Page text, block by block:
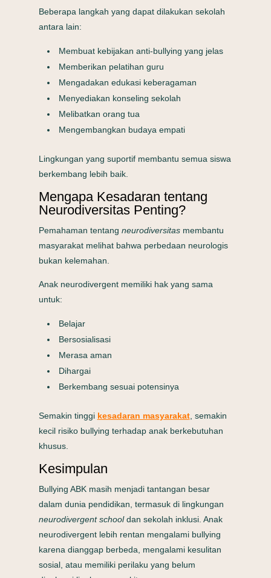
Beberapa langkah yang dapat dilakukan sekolah
antara lain:
Membuat kebijakan anti-bullying yang jelas
Memberikan pelatihan guru
Mengadakan edukasi keberagaman
Menyediakan konseling sekolah
Melibatkan orang tua
Mengembangkan budaya empati
Lingkungan yang suportif membantu semua siswa
berkembang lebih baik.
Mengapa Kesadaran tentang
Neurodiversitas Penting?
Pemahaman tentang neurodiversitasmembantu
masyarakat melihat bahwa perbedaan neurologis
bukan kelemahan.
Anak neurodivergent memiliki hak yang sama
untuk:
Belajar
Bersosialisasi
Merasa aman
Dihargai
Berkembang sesuai potensinya
Semakin tinggi kesadaran masyarakat, semakin
kecil risiko bullying terhadap anak berkebutuhan
khusus.
Kesimpulan
Bullying ABK masih menjadi tantangan besar
dalam dunia pendidikan, termasuk di lingkungan
neurodivergent schooldan sekolah inklusi. Anak
neurodivergent lebih rentan mengalami bullying
karena dianggap berbeda, mengalami kesulitan
sosial, atau memiliki perilaku yang belum